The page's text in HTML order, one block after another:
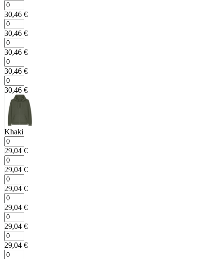
30,46 €
30,46 €
30,46 €
30,46 €
30,46 €
Khaki
29,04 €
29,04 €
29,04 €
29,04 €
29,04 €
29,04 €